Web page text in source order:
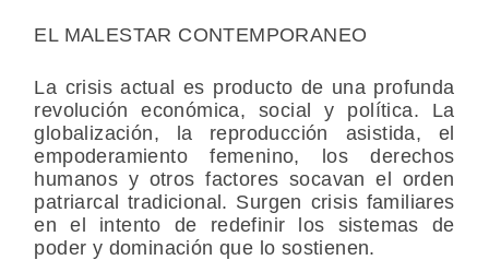
EL MALESTAR CONTEMPORANEO
La crisis actual es producto de una profunda
revolución económica, social y política. La
globalización, la reproducción asistida, el
empoderamiento femenino, los derechos
humanos y otros factores socavan el orden
patriarcal tradicional. Surgen crisis familiares
en el intento de redefinir los sistemas de
poder y dominación que lo sostienen.